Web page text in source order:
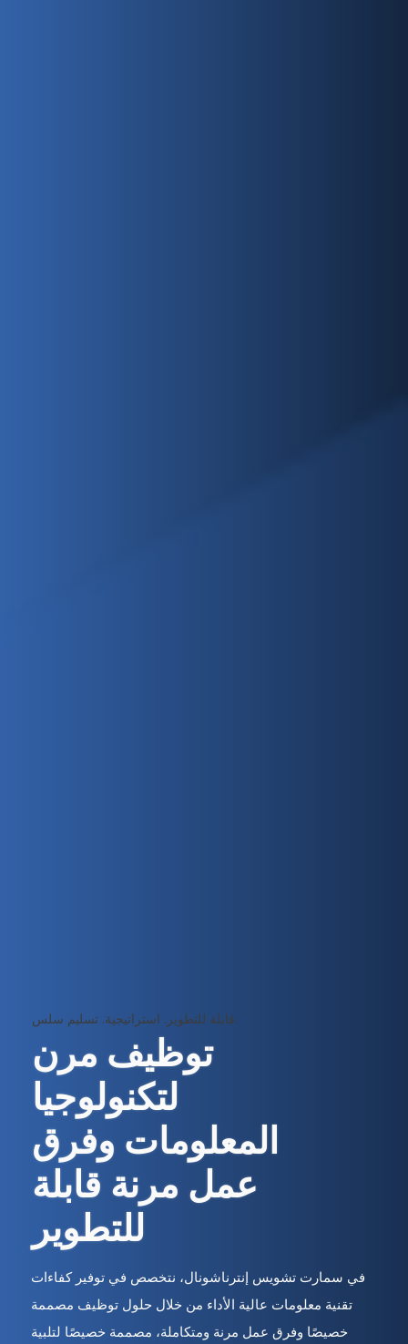
قابلة للتطوير. استراتيجية. تسليم سلس.
توظيف مرن
لتكنولوجيا
المعلومات وفرق
عمل مرنة قابلة
للتطوير
في سمارت تشويس إنترناشونال، نتخصص في توفير كفاءات
تقنية معلومات عالية الأداء من خلال حلول توظيف مصممة
خصيصًا وفرق عمل مرنة ومتكاملة، مصممة خصيصًا لتلبية